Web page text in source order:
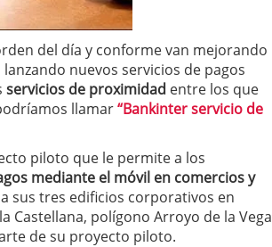
del día y conforme van mejorando
nuevos servicios de pagos
servicios de proximidad entre los que
llamar“Bankinter servicio de
piloto que le permite a los
mediante el móvil en comercios y
sus tres edificios corporativos en
Castellana, polígono Arroyo de la Vega
de su proyecto piloto.